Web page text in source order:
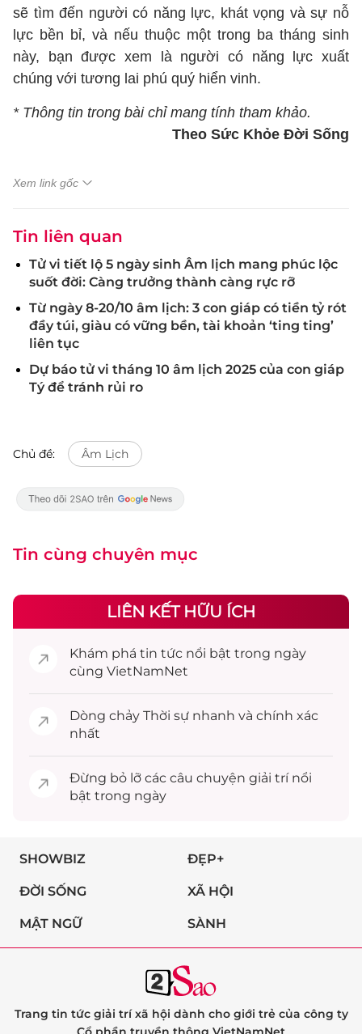
sẽ tìm đến người có năng lực, khát vọng và sự nỗ
lực bền bỉ, và nếu thuộc một trong ba tháng sinh
này, bạn được xem là người có năng lực xuất
chúng với tương lai phú quý hiển vinh.
* Thông tin trong bài chỉ mang tính tham khảo.
Theo Sức Khỏe Đời Sống
Xem link gốc
Tin liên quan
Tử vi tiết lộ 5 ngày sinh Âm lịch mang phúc lộc
suốt đời: Càng trưởng thành càng rực rỡ
Từ ngày 8-20/10 âm lịch: 3 con giáp có tiền tỷ rót
đầy túi, giàu có vững bền, tài khoản ‘ting ting’
liên tục
Dự báo tử vi tháng 10 âm lịch 2025 của con giáp
Tý để tránh rủi ro
Chủ đề: Âm Lịch
Tin cùng chuyên mục
LIÊN KẾT HỮU ÍCH
Khám phá tin tức nổi bật trong ngày
cùng VietNamNet
Dòng chảy Thời sự nhanh và chính xác
nhất
Đừng bỏ lỡ các câu chuyện giải trínổi
bật trong ngày
SHOWBIZ ĐẸP+
ĐỜI SỐNG XÃ HỘI
MẬT NGỮ SÀNH
Trang tin tức giải trí xã hội dành cho giới trẻ của công ty